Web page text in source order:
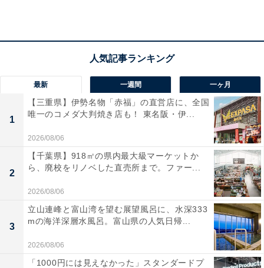
6543円ですが、家賃などは地域や条件によって差が出て
くるので、住居費を除いた15万3464円が回答者の属性に
実家を出る予定があるかどうかについて、「あります。
収入が安定したらしたいと思っています」とのこと。恋
愛や結婚願望については「ないです」と回答しました。
最新 一週間 一ヶ月
1
【三重県】伊勢名物「赤福」の直営店に、全国
唯一のコメダ大判焼き店も！ 東名阪・伊...
2026/08/06
2
【千葉県】918㎡の県内最大級マーケットか
ら、廃校をリノベした直売所まで。ファー...
2026/08/06
3
立山連峰と富山湾を望む展望風呂に、水深333
mの海洋深層水風呂。富山県の人気日帰...
2026/08/06
「1000円には見えなかった」スタンダードプ